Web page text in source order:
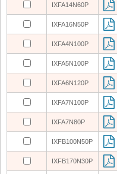
IXFA14N60P
IXFA16N50P
IXFA4N100P
IXFA5N100P
IXFA6N120P
IXFA7N100P
IXFA7N80P
IXFB100N50P
IXFB170N30P
IXFA14N60P
IXFA16N50P
IXFA4N100P
IXFA5N100P
IXFA6N120P
IXFA7N100P
IXFA7N80P
IXFB100N50P
IXFB170N30P